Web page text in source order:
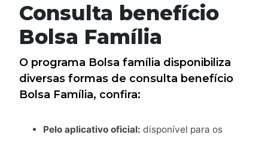
Consulta benefício
Bolsa Família
O programa Bolsa família disponibiliza
diversas formas de consulta benefício
Bolsa Família, confira:
Pelo aplicativo oficial: disponível para os